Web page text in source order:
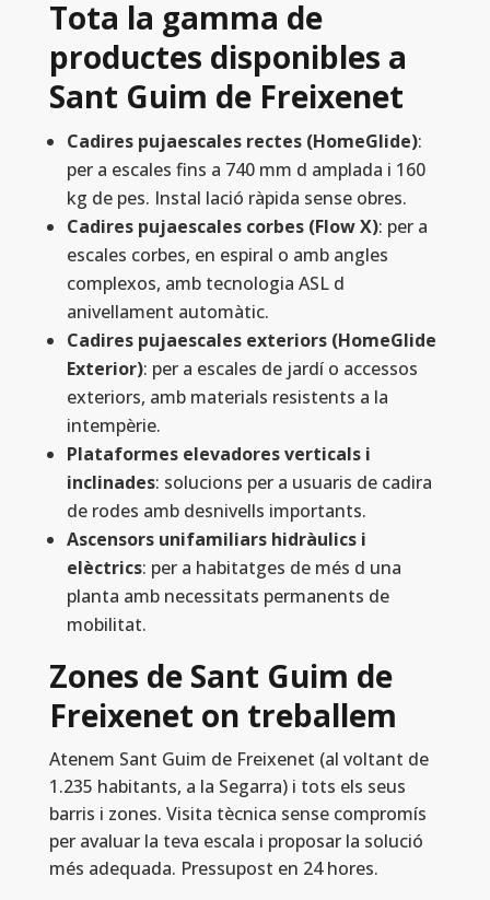
Tota la gamma de
productes disponibles a
Sant Guim de Freixenet
Cadires pujaescales rectes (HomeGlide):
per a escales fins a 740 mm d amplada i 160
kg de pes. Instal lació ràpida sense obres.
Cadires pujaescales corbes (Flow X): per a
escales corbes, en espiral o amb angles
complexos, amb tecnologia ASL d
anivellament automàtic.
Cadires pujaescales exteriors (HomeGlide
Exterior): per a escales de jardí o accessos
exteriors, amb materials resistents a la
intempèrie.
Plataformes elevadores verticals i
inclinades: solucions per a usuaris de cadira
de rodes amb desnivells importants.
Ascensors unifamiliars hidràulics i
elèctrics: per a habitatges de més d una
planta amb necessitats permanents de
mobilitat.
Zones de Sant Guim de
Freixenet on treballem
Atenem Sant Guim de Freixenet (al voltant de
1.235 habitants, a la Segarra) i tots els seus
barris i zones. Visita tècnica sense compromís
per avaluar la teva escala i proposar la solució
més adequada. Pressupost en 24 hores.